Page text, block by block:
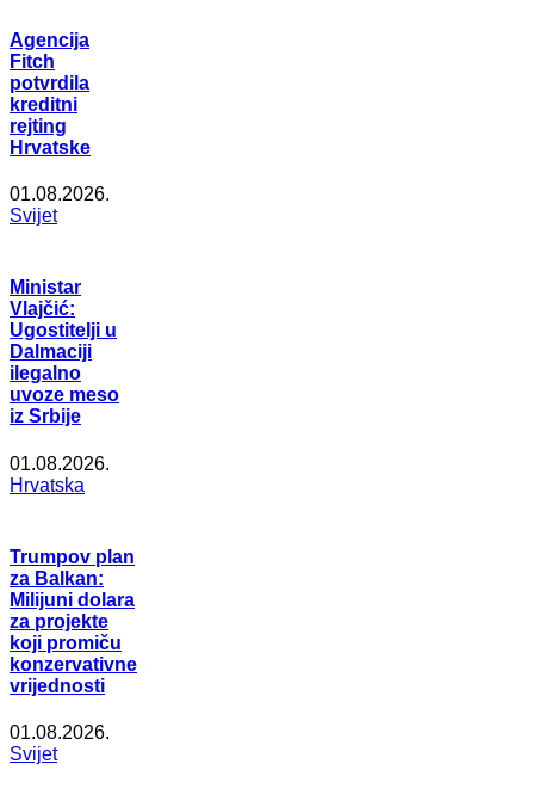
Agencija
Fitch
potvrdila
kreditni
rejting
Hrvatske
01.08.2026.
Svijet
Ministar
Vlajčić:
Ugostitelji u
Dalmaciji
ilegalno
uvoze meso
iz Srbije
01.08.2026.
Hrvatska
Trumpov plan
za Balkan:
Milijuni dolara
za projekte
koji promiču
konzervativne
vrijednosti
01.08.2026.
Svijet